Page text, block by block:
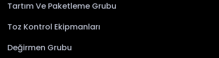
Tartım Ve Paketleme Grubu
Toz Kontrol Ekipmanları
Değirmen Grubu